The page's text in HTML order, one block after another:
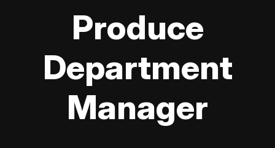
Produce
Department
Manager